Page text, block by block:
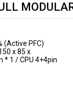
(Active PFC)
x 85 x
* 1 / CPU 4+4pin